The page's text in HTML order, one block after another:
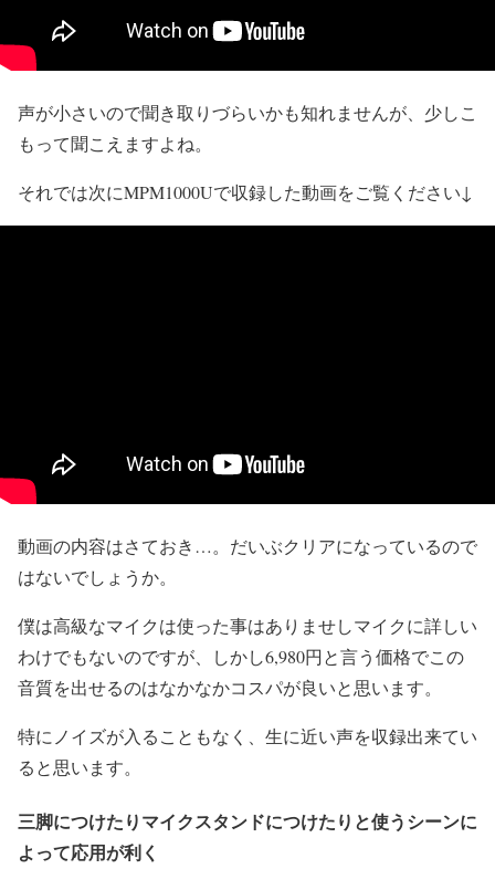
声が小さいので聞き取りづらいかも知れませんが、少しこ
もって聞こえますよね。
それでは次にMPM1000Uで収録した動画をご覧ください↓
動画の内容はさておき…。だいぶクリアになっているので
はないでしょうか。
僕は高級なマイクは使った事はありませしマイクに詳しい
わけでもないのですが、しかし6,980円と言う価格でこの
音質を出せるのはなかなかコスパが良いと思います。
特にノイズが入ることもなく、生に近い声を収録出来てい
ると思います。
三脚につけたりマイクスタンドにつけたりと使うシーンに
よって応用が利く